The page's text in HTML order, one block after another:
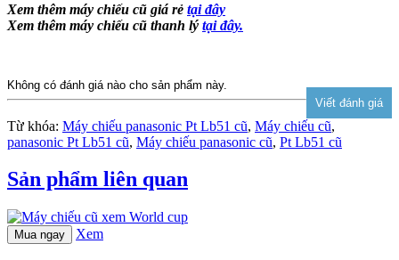
Xem thêm máy chiếu cũ giá rẻ tại đây
Xem thêm máy chiếu cũ thanh lý tại đây.
Không có đánh giá nào cho sản phẩm này.
Từ khóa: Máy chiếu panasonic Pt Lb51 cũ, Máy chiếu cũ,
panasonic Pt Lb51 cũ, Máy chiếu panasonic cũ, Pt Lb51 cũ
Sản phẩm liên quan
Mua ngay Xem